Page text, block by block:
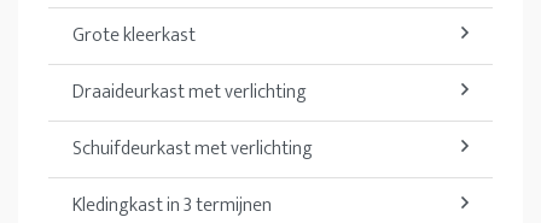
Grote kleerkast
Draaideurkast met verlichting
Schuifdeurkast met verlichting
Kledingkast in 3 termijnen